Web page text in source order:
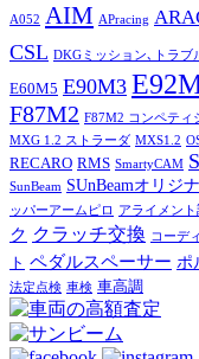
A052 AIM APracing
CSL DKGミッション､トラブ
E60M5 E90M3
F87M2 F87M2 コンペティ
MXG 1.2 ストラーダ MXS1.2
RECARO RMS SmartyCAM
SunBeam SUnBeamオリジ
ッパーアームピロ
アライメント
ク クラッチ交換 コーデ
ト ペダルスペーサー ポ
法定点検 車検 車高調